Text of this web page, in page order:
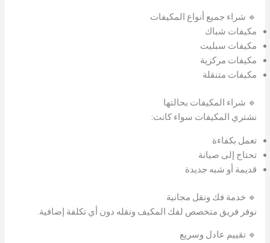
🔹 شراء جميع أنواع المكيفات
مكيفات شباك
مكيفات سبليت
مكيفات مركزية
مكيفات متنقلة
🔹 شراء المكيفات بحالتها
نشتري المكيفات سواء كانت:
تعمل بكفاءة
تحتاج إلى صيانة
قديمة أو شبه جديدة
🔹 خدمة فك ونقل مجانية
نوفر فريق متخصص لفك المكيف ونقله دون أي تكلفة إضافية.
🔹 تقييم عادل وسريع